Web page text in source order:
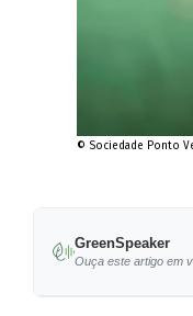
© Sociedade Ponto
GreenSpeaker
Ouça este artigo em